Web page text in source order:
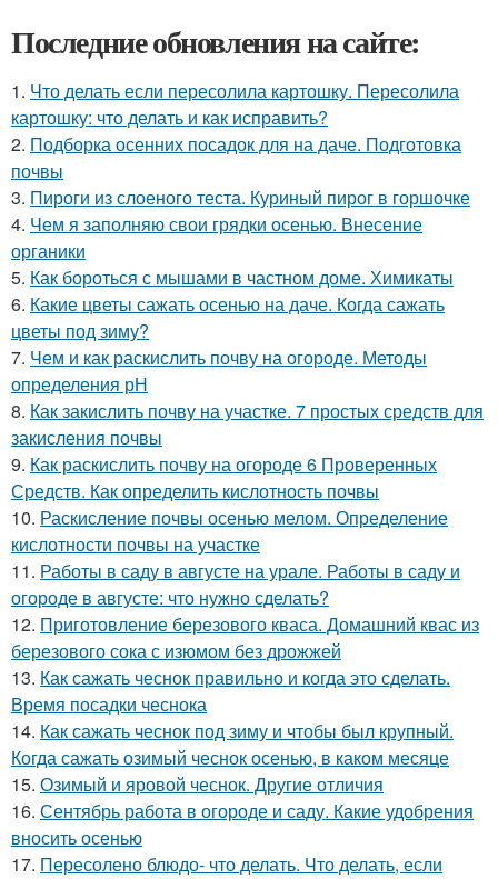
Последние обновления на сайте:
1. Что делать если пересолила картошку. Пересолила
картошку: что делать и как исправить?
2. Подборка осенних посадок для на даче. Подготовка
почвы
3. Пироги из слоеного теста. Куриный пирог в горшочке
4. Чем я заполняю свои грядки осенью. Внесение
органики
5. Как бороться с мышами в частном доме. Химикаты
6. Какие цветы сажать осенью на даче. Когда сажать
цветы под зиму?
7. Чем и как раскислить почву на огороде. Методы
определения рН
8. Как закислить почву на участке. 7 простых средств для
закисления почвы
9. Как раскислить почву на огороде 6 Проверенных
Средств. Как определить кислотность почвы
10. Раскисление почвы осенью мелом. Определение
кислотности почвы на участке
11. Работы в саду в августе на урале. Работы в саду и
огороде в августе: что нужно сделать?
12. Приготовление березового кваса. Домашний квас из
березового сока с изюмом без дрожжей
13. Как сажать чеснок правильно и когда это сделать.
Время посадки чеснока
14. Как сажать чеснок под зиму и чтобы был крупный.
Когда сажать озимый чеснок осенью, в каком месяце
15. Озимый и яровой чеснок. Другие отличия
16. Сентябрь работа в огороде и саду. Какие удобрения
вносить осенью
17. Пересолено блюдо- что делать. Что делать, если